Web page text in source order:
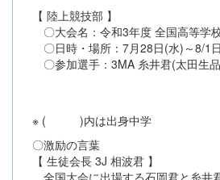
【 陸上競技部 】
〇大会名：令和3年度 全国高等学
〇日時・場所：7月28日(水)～8/1
〇参加選手：3MA 糸井君(太田生
※ ( )内は出身中学
〇激励の言葉
【 生徒会長 3J 相波君 】
全国大会に出場する石岡君と糸井